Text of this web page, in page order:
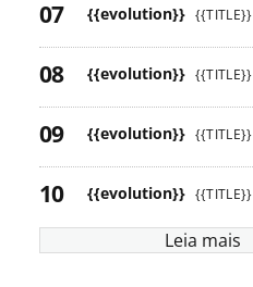
{{evolution}} {{TITLE}}
{{evolution}} {{TITLE}}
{{evolution}} {{TITLE}}
{{evolution}} {{TITLE}}
Leia mais